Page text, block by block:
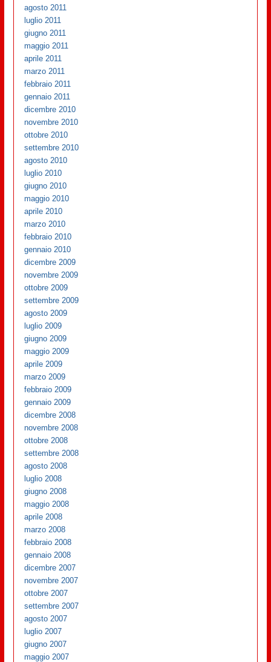
agosto 2011
luglio 2011
giugno 2011
maggio 2011
aprile 2011
marzo 2011
febbraio 2011
gennaio 2011
dicembre 2010
novembre 2010
ottobre 2010
settembre 2010
agosto 2010
luglio 2010
giugno 2010
maggio 2010
aprile 2010
marzo 2010
febbraio 2010
gennaio 2010
dicembre 2009
novembre 2009
ottobre 2009
settembre 2009
agosto 2009
luglio 2009
giugno 2009
maggio 2009
aprile 2009
marzo 2009
febbraio 2009
gennaio 2009
dicembre 2008
novembre 2008
ottobre 2008
settembre 2008
agosto 2008
luglio 2008
giugno 2008
maggio 2008
aprile 2008
marzo 2008
febbraio 2008
gennaio 2008
dicembre 2007
novembre 2007
ottobre 2007
settembre 2007
agosto 2007
luglio 2007
giugno 2007
maggio 2007